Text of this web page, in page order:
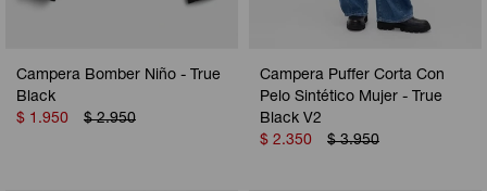
Campera Bomber Niño - True
Black
$ 1.950 $ 2.950
Campera Puffer Corta Con
Pelo Sintético Mujer - True
Black V2
$ 2.350 $ 3.950